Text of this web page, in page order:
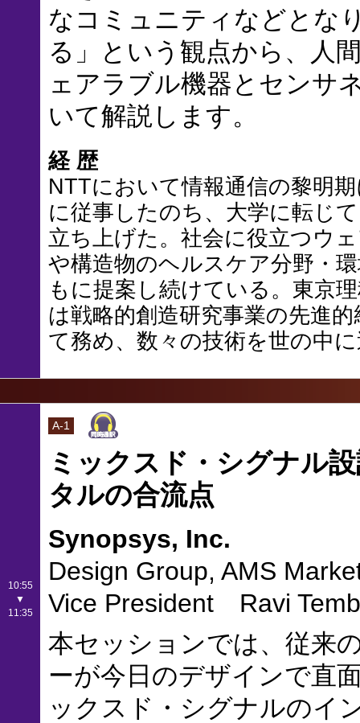
なコミュニティなどとな
る」という観点から、人
ェアラブル機器とセンサ
いて解説します。
経 歴
NTTにおいて情報通信の黎明
に従事したのち、大学に転じ
立ち上げた。社会に役立つウ
や構造物のヘルスケア分野・
もに提案し続けている。東京
は戦略的創造研究事業の先進
て務め、数々の技術を世の中
10:55
▼
11:35
A-1
ミックスド・シグナル
タルの合流点
Synopsys, Inc.
Design Group, AMS
Vice President Ravi
本セッションでは、従来
ーが今日のデザインで直
ックスド・シグナルのイ